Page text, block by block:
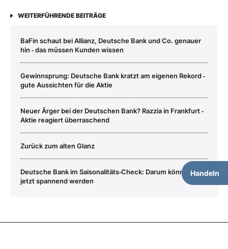
Handeln
WEITERFÜHRENDE BEITRÄGE
BaFin schaut bei Allianz, Deutsche Bank und Co. genauer
hin ‑ das müssen Kunden wissen
Gewinnsprung: Deutsche Bank kratzt am eigenen Rekord ‑
gute Aussichten für die Aktie
Neuer Ärger bei der Deutschen Bank? Razzia in Frankfurt ‑
Aktie reagiert überraschend
Zurück zum alten Glanz
Deutsche Bank im Saisonalitäts‑Check: Darum könnte es
jetzt spannend werden